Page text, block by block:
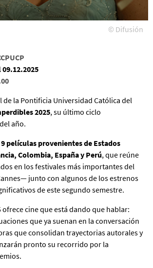
© Difusión
09.12.2025
de la Pontificia Universidad Católica del
2025, su último ciclo
año.
9 películas provenientes de Estados
Colombia, España y Perú, que reúne
en los festivales más importantes del
junto con algunos de los estrenos
de este segundo semestre.
cine que está dando que hablar:
que ya suenan en la conversación
que consolidan trayectorias autorales y
pronto su recorrido por la